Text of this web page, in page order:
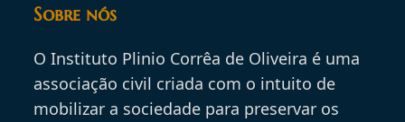
Sobre nós
O Instituto Plinio Corrêa de Oliveira é uma
associação civil criada com o intuito de
mobilizar a sociedade para preservar os